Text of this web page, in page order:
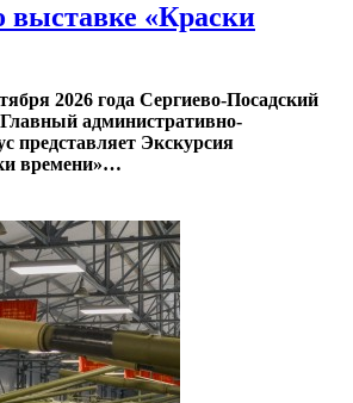
выставке «Краски
2026 года Сергиево-Посадский
административно-
представляет Экскурсия
времени»…